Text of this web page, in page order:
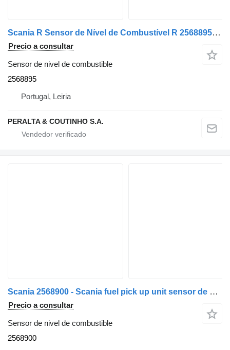
Scania R Sensor de Nível de Combustível R 2568895 sensor de nivel de combustible para Scania camión
Precio a consultar
Sensor de nivel de combustible
2568895
Portugal, Leiria
PERALTA & COUTINHO S.A.
Scania 2568900 - Scania fuel pick up unit sensor de nivel de combustible para camión
Precio a consultar
Sensor de nivel de combustible
2568900